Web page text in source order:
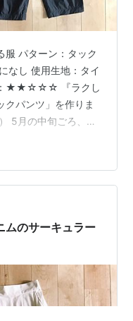
服 パターン：タック
なし 使用生地：タイ
：★★☆☆☆ 『ラクし
クパンツ」を作りま
5月の中旬ごろ、自
したが、やはりパ
バーできて、履き心
ザインを探していま
めません、体型カ
シの体型と悩み。 45
ムのサーキュラー